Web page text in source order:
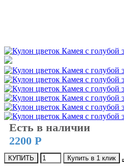
Есть в наличии
2200 Р
КУПИТЬ Купить в 1 клик